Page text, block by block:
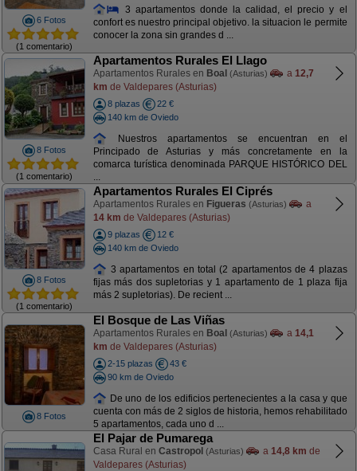
6 Fotos
(1 comentario)
3 apartamentos donde la calidad, el precio y el
confort es nuestro principal objetivo. la situacion le permite
conocer la zona sin grandes d ...
8 Fotos
(1 comentario)
Apartamentos Rurales El Llago
Apartamentos Rurales en Boal (Asturias) a 12,7
km de Valdepares (Asturias)
8 plazas
22 €
140 km de Oviedo
Nuestros apartamentos se encuentran en el
Principado de Asturias y más concretamente en la
comarca turística denominada PARQUE HISTÓRICO DEL
...
8 Fotos
(1 comentario)
Apartamentos Rurales El Ciprés
Apartamentos Rurales en Figueras (Asturias)
a
14 km de Valdepares (Asturias)
9 plazas
12 €
140 km de Oviedo
3 apartamentos en total (2 apartamentos de 4 plazas
fijas más dos supletorias y 1 apartamento de 1 plaza fija
más 2 supletorias). De recient ...
8 Fotos
El Bosque de Las Viñas
Apartamentos Rurales en Boal (Asturias) a 14,1
km de Valdepares (Asturias)
2-15 plazas
43 €
90 km de Oviedo
De uno de los edificios pertenecientes a la casa y que
cuenta con más de 2 siglos de historia, hemos rehabilitado
5 apartamentos, cada uno d ...
El Pajar de Pumarega
Casa Rural en Castropol (Asturias) a 14,8 km de
Valdepares (Asturias)